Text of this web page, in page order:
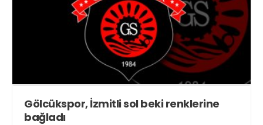
Gölcükspor, İzmitli sol beki renklerine
bağladı